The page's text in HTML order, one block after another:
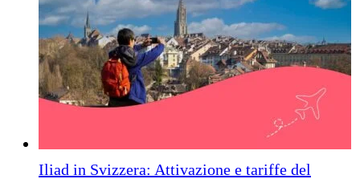
Iliad in Svizzera: Attivazione e tariffe del